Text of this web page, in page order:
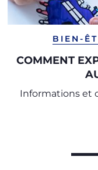
BIEN-
COMMENT
Informations et